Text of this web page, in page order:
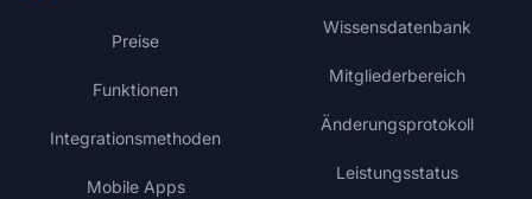
Preise
Funktionen
Integrationsmethoden
Mobile Apps
Wissensdatenbank
Mitgliederbereich
Änderungsprotokoll
Leistungsstatus